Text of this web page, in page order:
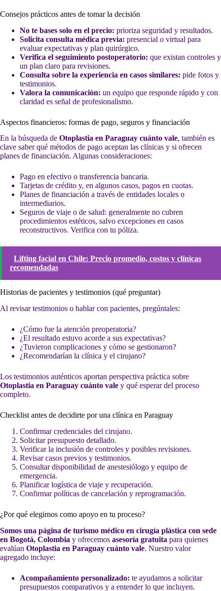
Consejos prácticos antes de tomar la decisión
No te bases solo en el precio: prioriza seguridad y resultados.
Solicita consulta médica previa: presencial o virtual para
evaluar expectativas y plan quirúrgico.
Verifica el seguimiento postoperatorio: que existan controles y
un plan claro para revisiones.
Consulta sobre la experiencia en casos similares: pide fotos y
testimonios.
Valora la comunicación: un equipo que responde rápido y con
claridad es señal de profesionalismo.
Aspectos financieros: formas de pago, seguros y financiación
En la búsqueda de Otoplastia en Paraguay cuánto vale, también es
clave saber qué métodos de pago aceptan las clínicas y si ofrecen
planes de financiación. Algunas consideraciones:
Pago en efectivo o transferencia bancaria.
Tarjetas de crédito y, en algunos casos, pagos en cuotas.
Planes de financiación a través de entidades locales o
intermediarios.
Seguros de viaje o de salud: generalmente no cubren
procedimientos estéticos, salvo excepciones en casos
reconstructivos. Verifica con tu póliza.
Lifting facial en Chile: Precio promedio, costos y clínicas
recomendadas
Historias de pacientes y testimonios (qué preguntar)
Al revisar testimonios o hablar con pacientes, pregúntales:
¿Cómo fue la atención preoperatoria?
¿El resultado estuvo acorde a sus expectativas?
¿Tuvieron complicaciones y cómo se gestionaron?
¿Recomendarían la clínica y el cirujano?
Los testimonios auténticos aportan perspectiva práctica sobre
Otoplastia en Paraguay cuánto vale y qué esperar del proceso
completo.
Checklist antes de decidirte por una clínica en Paraguay
Confirmar credenciales del cirujano.
Solicitar presupuesto detallado.
Verificar la inclusión de controles y posibles revisiones.
Revisar casos previos y testimonios.
Consultar disponibilidad de anestesiólogo y equipo de
emergencia.
Planificar logística de viaje y recuperación.
Confirmar políticas de cancelación y reprogramación.
¿Por qué elegirnos como apoyo en tu proceso?
Somos una página de turismo médico en cirugía plástica con sede
en Bogotá, Colombia y ofrecemos asesoría gratuita para quienes
evalúan Otoplastia en Paraguay cuánto vale. Nuestro valor
agregado incluye:
Acompañamiento personalizado: te ayudamos a solicitar
presupuestos comparativos y a entender lo que incluyen.